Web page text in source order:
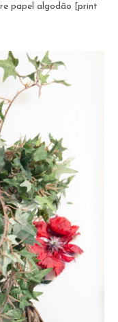
papel algodão [print